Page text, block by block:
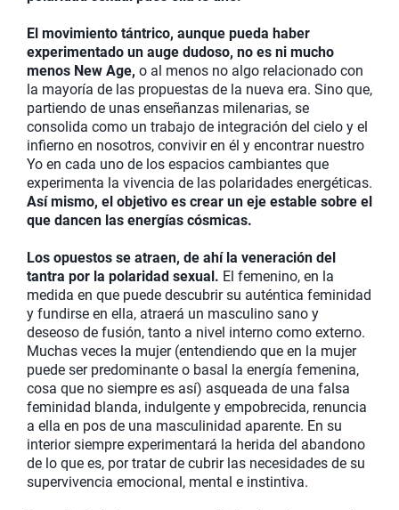
El movimiento tántrico, aunque pueda haber
experimentado un auge dudoso, no es ni mucho
menos New Age, o al menos no algo relacionado con
la mayoría de las propuestas de la nueva era. Sino que,
partiendo de unas enseñanzas milenarias, se
consolida como un trabajo de integración del cielo y el
infierno en nosotros, convivir en él y encontrar nuestro
Yo en cada uno de los espacios cambiantes que
experimenta la vivencia de las polaridades energéticas.
Así mismo, el objetivo es crear un eje estable sobre el
que dancen las energías cósmicas.
Los opuestos se atraen, de ahí la veneración del
tantra por la polaridad sexual. El femenino, en la
medida en que puede descubrir su auténtica feminidad
y fundirse en ella, atraerá un masculino sano y
deseoso de fusión, tanto a nivel interno como externo.
Muchas veces la mujer (entendiendo que en la mujer
puede ser predominante o basal la energía femenina,
cosa que no siempre es así) asqueada de una falsa
feminidad blanda, indulgente y empobrecida, renuncia
a ella en pos de una masculinidad aparente. En su
interior siempre experimentará la herida del abandono
de lo que es, por tratar de cubrir las necesidades de su
supervivencia emocional, mental e instintiva.